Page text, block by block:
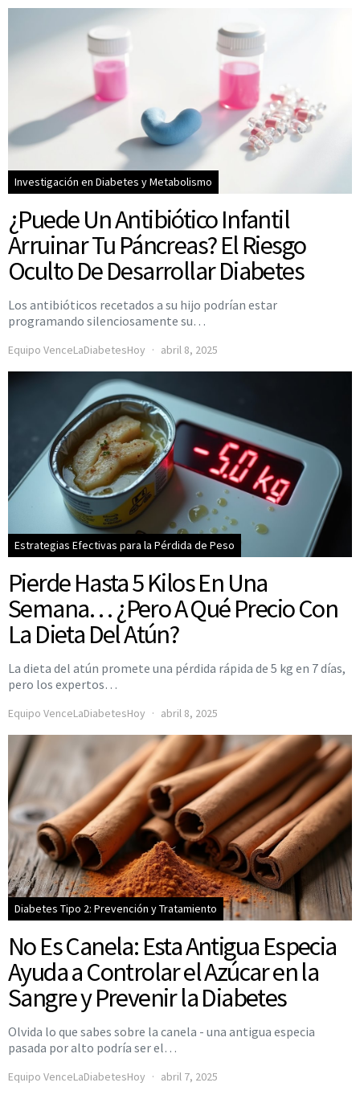
Investigación en Diabetes y Metabolismo
¿Puede Un Antibiótico Infantil
Arruinar Tu Páncreas? El Riesgo
Oculto De Desarrollar Diabetes
Los antibióticos recetados a su hijo podrían estar
programando silenciosamente su…
Equipo VenceLaDiabetesHoy abril 8, 2025
Estrategias Efectivas para la Pérdida de Peso
Pierde Hasta 5 Kilos En Una
Semana… ¿Pero A Qué Precio Con
La Dieta Del Atún?
La dieta del atún promete una pérdida rápida de 5 kg en 7 días,
pero los expertos…
Equipo VenceLaDiabetesHoy abril 8, 2025
Diabetes Tipo 2: Prevención y Tratamiento
No Es Canela: Esta Antigua Especia
Ayuda a Controlar el Azúcar en la
Sangre y Prevenir la Diabetes
Olvida lo que sabes sobre la canela - una antigua especia
pasada por alto podría ser el…
Equipo VenceLaDiabetesHoy abril 7, 2025